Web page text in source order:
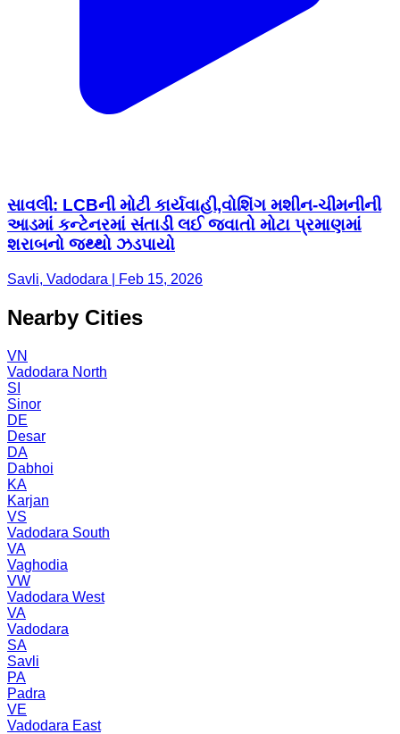
સાવલી: LCBની મોટી કાર્યવાહી,વોશિંગ મશીન-ચીમનીની
આડમાં કન્ટેનરમાં સંતાડી લઈ જવાતો મોટા પ્રમાણમાં
શરાબનો જથ્થો ઝડપાયો
Savli, Vadodara | Feb 15, 2026
Nearby Cities
VN
Vadodara North
SI
Sinor
DE
Desar
DA
Dabhoi
KA
Karjan
VS
Vadodara South
VA
Vaghodia
VW
Vadodara West
VA
Vadodara
SA
Savli
PA
Padra
VE
Vadodara East